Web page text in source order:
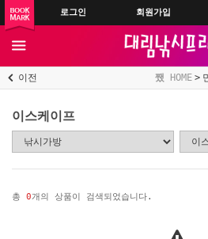
로그인 회원가입
이전 HOME
이스케이프
총 0개의 상품이 검색되었습니다.